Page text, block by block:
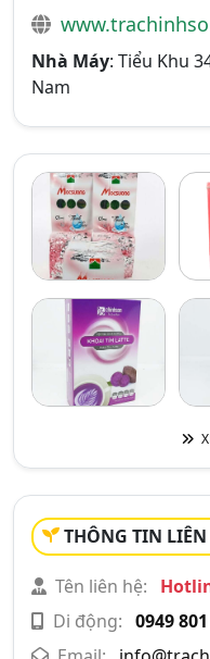
Nhà Máy: Tiểu Khu
Nam
THÔNG TIN LIÊN
Tên liên hệ:
Di động: 0949